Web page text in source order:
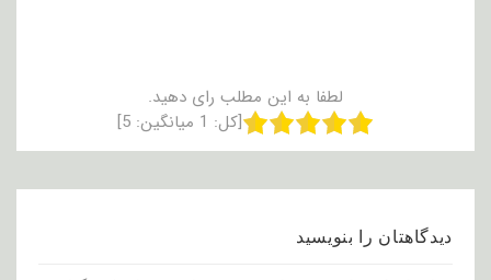
لطفا به این مطلب رای دهید.
[کل: 1 میانگین: 5
]
دیدگاهتان را بنویسید